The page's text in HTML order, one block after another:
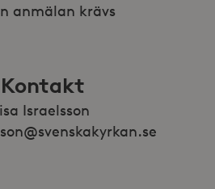
anmälan krävs
Kontakt
Israelsson